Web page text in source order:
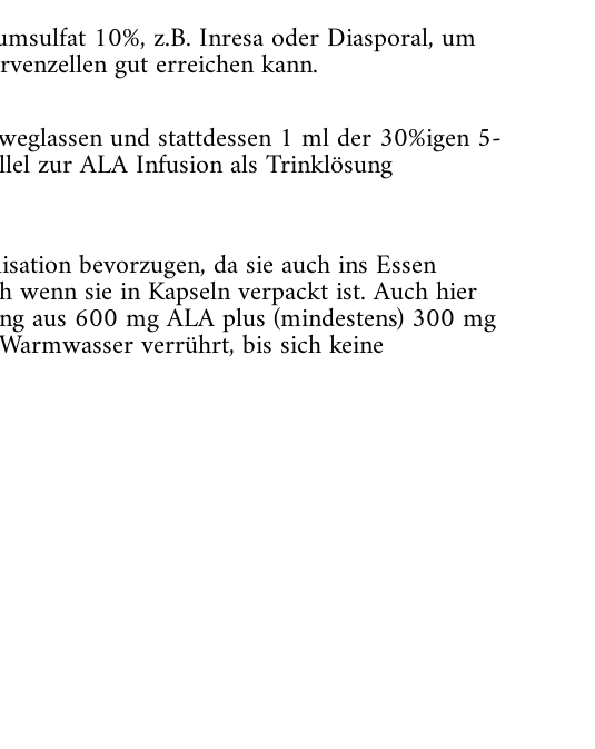
10%, z.B. Inresa oder Diasporal, um
gut erreichen kann.
und stattdessen 1 ml der 30%igen 5-
zur ALA Infusion als Trinklösung
bevorzugen, da sie auch ins Essen
wenn sie in Kapseln verpackt ist. Auch hier
aus 600 mg ALA plus (mindestens) 300 mg
verrührt, bis sich keine